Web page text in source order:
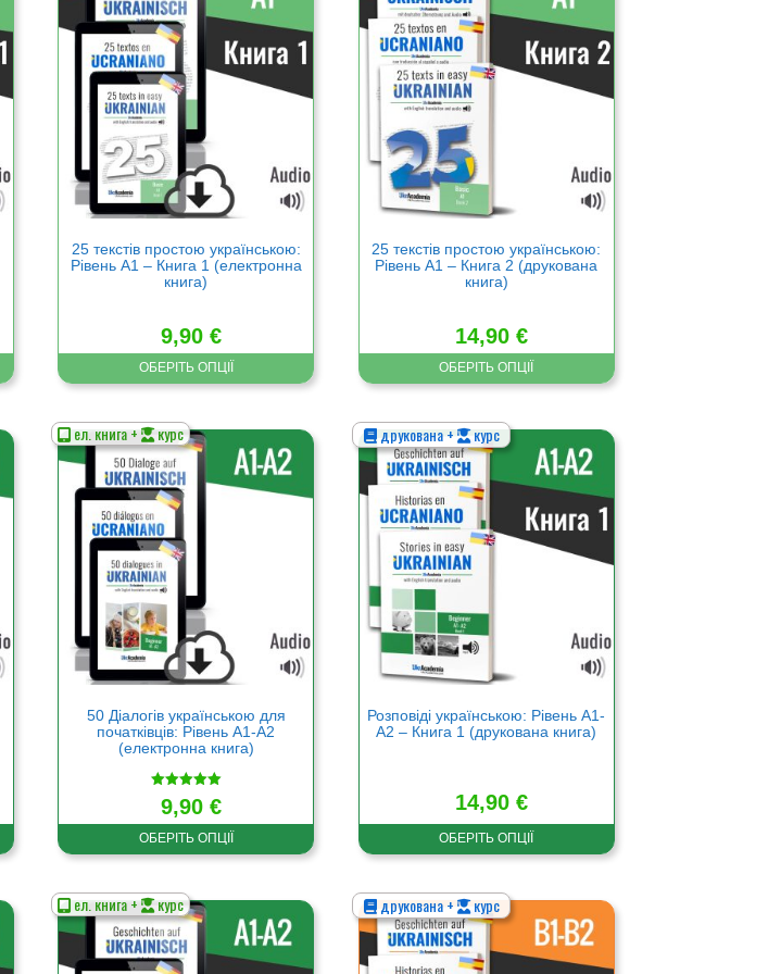
25 текстів простою українською:
Рівень А1 – Книга 1 (електронна
книга)
9,90€
ОБЕРІТЬ ОПЦІЇ
кілька
варіантів.
Параметри
можна
вибрати
сторінці
товару
25 текстів простою українською:
Рівень А1 – Книга 2 (друкована
книга)
14,90€
ОБЕРІТЬ ОПЦІЇ
має
кілька
варіантів.
Параметри
можна
вибрати
сторінці
товару
ел. книга + курс
50 Діалогів українською для
початківців: Рівень А1-А2
(електронна книга)
Оцінено в
5.00
з 5
9,90€
ОБЕРІТЬ ОПЦІЇ
Цей
товар
має
кілька
варіантів.
Параметри
вибрати
сторінці
товару
друкована + курс
Розповіді українською: Рівень А1-
А2 – Книга 1 (друкована книга)
14,90€
ОБЕРІТЬ ОПЦІЇ
Цей
товар
має
кілька
варіантів.
Параметри
можна
вибрати
сторінці
товару
ел. книга + курс
Цей
товар
друкована + курс
Цей
товар
має